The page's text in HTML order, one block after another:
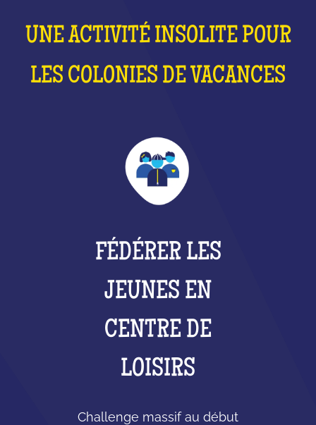
UNE ACTIVITÉ INSOLITE POUR
LES COLONIES DE VACANCES
FÉDÉRER LES
JEUNES EN
CENTRE DE
LOISIRS
Challenge massif au début